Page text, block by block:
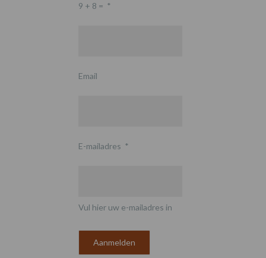
9 + 8 = *
Email
E-mailadres *
Vul hier uw e-mailadres in